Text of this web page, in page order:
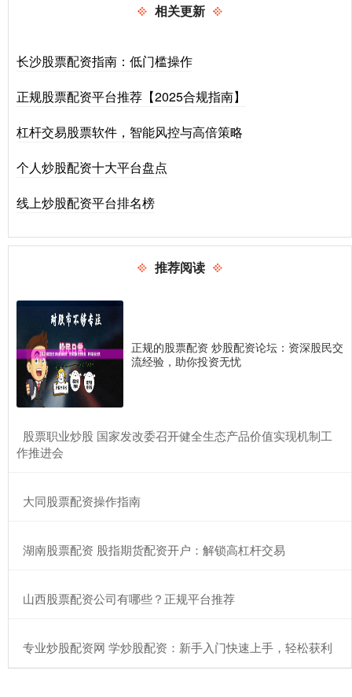
相关更新
长沙股票配资指南：低门槛操作
正规股票配资平台推荐【2025合规指南】
杠杆交易股票软件，智能风控与高倍策略
个人炒股配资十大平台盘点
线上炒股配资平台排名榜
推荐阅读
正规的股票配资 炒股配资论坛：资深股民交
流经验，助你投资无忧
​股票职业炒股 国家发改委召开健全生态产品价值实现机制工
作推进会
​大同股票配资操作指南
​湖南股票配资 股指期货配资开户：解锁高杠杆交易
​山西股票配资公司有哪些？正规平台推荐
​专业炒股配资网 学炒股配资：新手入门快速上手，轻松获利